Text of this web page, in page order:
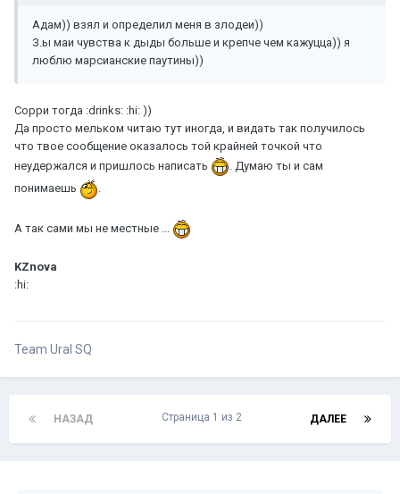
Адам)) взял и определил меня в злодеи))
З.ы маи чувства к дыды больше и крепче чем кажуцца)) я
люблю марсианские паутины))
Сорри тогда :drinks: :hi: ))
Да просто мельком читаю тут иногда, и видать так получилось
что твое сообщение оказалось той крайней точкой что
неудержался и пришлось написать
. Думаю ты и сам
понимаешь
.
А так сами мы не местные ...
KZnova
:hi:
Team Ural SQ
НАЗАД ДАЛЕЕ
Страница 1 из 2